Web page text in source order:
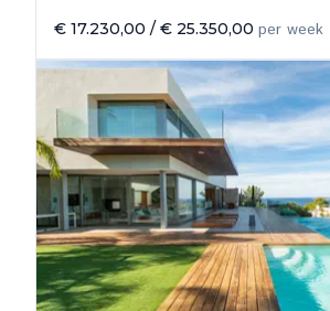
€ 17.230,00 / € 25.350,00 per week